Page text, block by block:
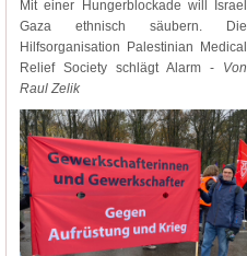
Mit einer Hungerblockade will Israel
Gaza ethnisch säubern. Die
Hilfsorganisation Palestinian Medical
Relief Society schlägt Alarm - Von
Raul Zelik